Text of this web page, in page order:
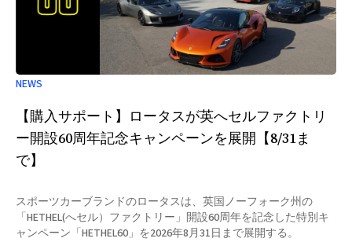
NEWS
【購入サポート】ロータスが英へセルファクトリ
ー開設60周年記念キャンペーンを展開【8/31ま
で】
スポーツカーブランドのロータスは、英国ノーフォーク州の
「HETHEL(へセル）ファクトリー」開設60周年を記念した特別キ
ャンペーン「HETHEL60」を2026年8月31日まで展開する。